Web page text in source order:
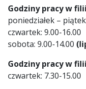
Godziny pracy w
poniedziałek –
czwartek: 9.00-16.00
sobota: 9.00-14.00
Godziny pracy w
czwartek: 7.30-15.00
NARINE